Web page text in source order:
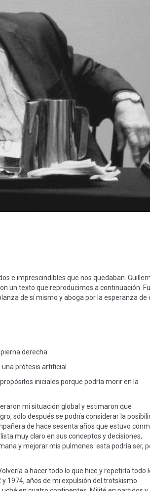
e imprescindibles que nos quedaban.
un texto que reproducimos a continuación.
de sí mismo y aboga por la esperanza de
derecha.
prótesis artificial.
iniciales porque podría morir en la
mi situación global y estimaron que
sólo después se podría considerar la
de hace sesenta años que estuvo
muy claro en sus conceptos y decisiones,
y mejorar mis pulmones: esta podría ser,
a hacer todo lo que hice y repetiría todo
1974, años de mi expulsión del trotskismo